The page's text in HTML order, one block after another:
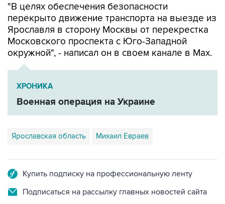
"В целях обеспечения безопасности
перекрыто движение транспорта на выезде из
Ярославля в сторону Москвы от перекрестка
Московского проспекта с Юго-Западной
окружной", - написал он в своем канале в Мах.
ХРОНИКА
Военная операция на Украине
Ярославская область Михаил Евраев
Купить подписку на профессиональную ленту
Подписаться на рассылку главных новостей сайта